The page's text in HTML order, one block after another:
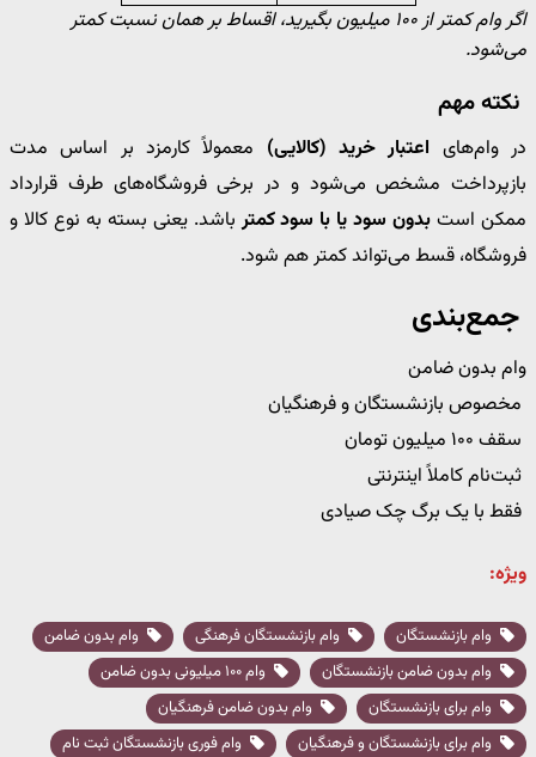
اگر وام کمتر از ۱۰۰ میلیون بگیرید، اقساط بر همان نسبت کمتر
می‌شود.
نکته مهم
در وام‌های اعتبار خرید (کالایی) معمولاً کارمزد بر اساس مدت
بازپرداخت مشخص می‌شود و در برخی فروشگاه‌های طرف قرارداد
ممکن است بدون سود یا با سود کمترباشد. یعنی بسته به نوع کالا و
فروشگاه، قسط می‌تواند کمتر هم شود.
جمع‌بندی
وام بدون ضامن
مخصوص بازنشستگان و فرهنگیان
سقف ۱۰۰ میلیون تومان
ثبت‌نام کاملاً اینترنتی
فقط با یک برگ چک صیادی
ویژه:
وام بازنشستگان وام بازنشستگان فرهنگی
وام بدون ضامن
وام بدون ضامن بازنشستگان
وام ۱۰۰ میلیونی بدون ضامن
وام برای بازنشستگان
وام بدون ضامن فرهنگیان
وام برای بازنشستگان و فرهنگیان
وام فوری بازنشستگان ثبت نام